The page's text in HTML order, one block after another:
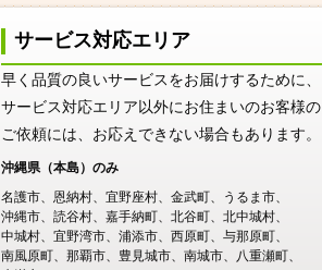
サービス対応エリア
早く品質の良いサービスをお届けするために、
サービス対応エリア以外にお住まいのお客様の
ご依頼には、お応えできない場合もあります。
沖縄県（本島）のみ
名護市
恩納村 宜野座村 金武町
うるま市
沖縄市
読谷村 嘉手納町 北谷町
北中城村
中城村
宜野湾市 浦添市 西原町
与那原町
南風原町
那覇市 豊見城市 南城市
八重瀬町